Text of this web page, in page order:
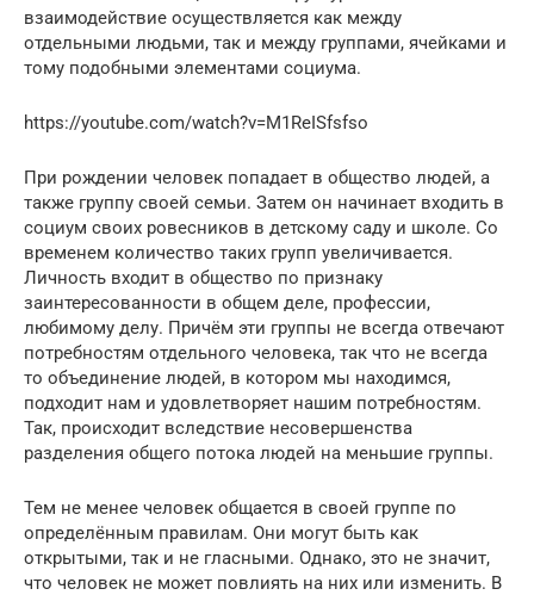
взаимодействие осуществляется как между
отдельными людьми, так и между группами, ячейками и
тому подобными элементами социума.
https://youtube.com/watch?v=M1ReISfsfso
При рождении человек попадает в общество людей, а
также группу своей семьи. Затем он начинает входить в
социум своих ровесников в детскому саду и школе. Со
временем количество таких групп увеличивается.
Личность входит в общество по признаку
заинтересованности в общем деле, профессии,
любимому делу. Причём эти группы не всегда отвечают
потребностям отдельного человека, так что не всегда
то объединение людей, в котором мы находимся,
подходит нам и удовлетворяет нашим потребностям.
Так, происходит вследствие несовершенства
разделения общего потока людей на меньшие группы.
Тем не менее человек общается в своей группе по
определённым правилам. Они могут быть как
открытыми, так и не гласными. Однако, это не значит,
что человек не может повлиять на них или изменить. В